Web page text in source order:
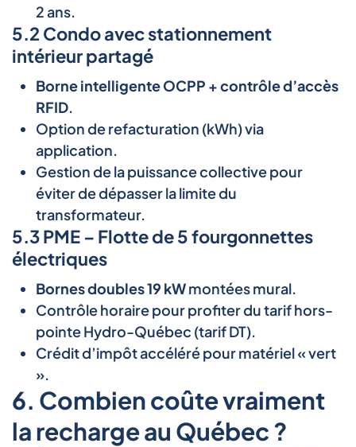
2 ans.
5.2 Condo avec stationnement
intérieur partagé
Borne intelligente OCPP + contrôle d’accès
RFID.
Option de refacturation (kWh) via
application.
Gestion de la puissance collective pour
éviter de dépasser la limite du
transformateur.
5.3 PME – Flotte de 5 fourgonnettes
électriques
Bornes doubles 19 kWmontées mural.
Contrôle horaire pour profiter du tarif hors-
pointe Hydro-Québec (tarif DT).
Crédit d’impôt accéléré pour matériel « vert
».
6. Combien coûte vraiment
la recharge au Québec ?